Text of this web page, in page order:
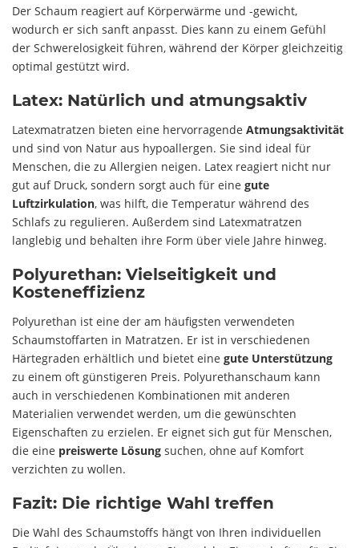
Der Schaum reagiert auf Körperwärme und -gewicht,
wodurch er sich sanft anpasst. Dies kann zu einem Gefühl
der Schwerelosigkeit führen, während der Körper gleichzeitig
optimal gestützt wird.
Latex: Natürlich und atmungsaktiv
Latexmatratzen bieten eine hervorragende Atmungsaktivität
und sind von Natur aus hypoallergen. Sie sind ideal für
Menschen, die zu Allergien neigen. Latex reagiert nicht nur
gut auf Druck, sondern sorgt auch für eine gute
Luftzirkulation, was hilft, die Temperatur während des
Schlafs zu regulieren. Außerdem sind Latexmatratzen
langlebig und behalten ihre Form über viele Jahre hinweg.
Polyurethan: Vielseitigkeit und
Kosteneffizienz
Polyurethan ist eine der am häufigsten verwendeten
Schaumstoffarten in Matratzen. Er ist in verschiedenen
Härtegraden erhältlich und bietet eine gute Unterstützung
zu einem oft günstigeren Preis. Polyurethanschaum kann
auch in verschiedenen Kombinationen mit anderen
Materialien verwendet werden, um die gewünschten
Eigenschaften zu erzielen. Er eignet sich gut für Menschen,
die eine preiswerte Lösung suchen, ohne auf Komfort
verzichten zu wollen.
Fazit: Die richtige Wahl treffen
Die Wahl des Schaumstoffs hängt von Ihren individuellen